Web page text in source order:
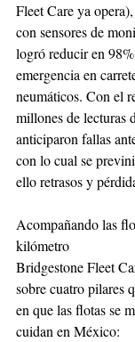
Fleet Care ya
con sensores de
logró reducir en
emergencia en
neumáticos. Con el
millones de lecturas
anticiparon fallas
con lo cual se
ello retrasos y
Acompañando las
kilómetro
Bridgestone Fleet
sobre cuatro pilares
en que las flotas se
cuidan en México: